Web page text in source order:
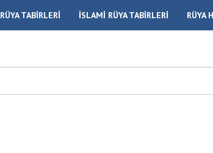
RÜYA TABİRLERİ İSLAMİ RÜYA TABİRLERİ RÜYA